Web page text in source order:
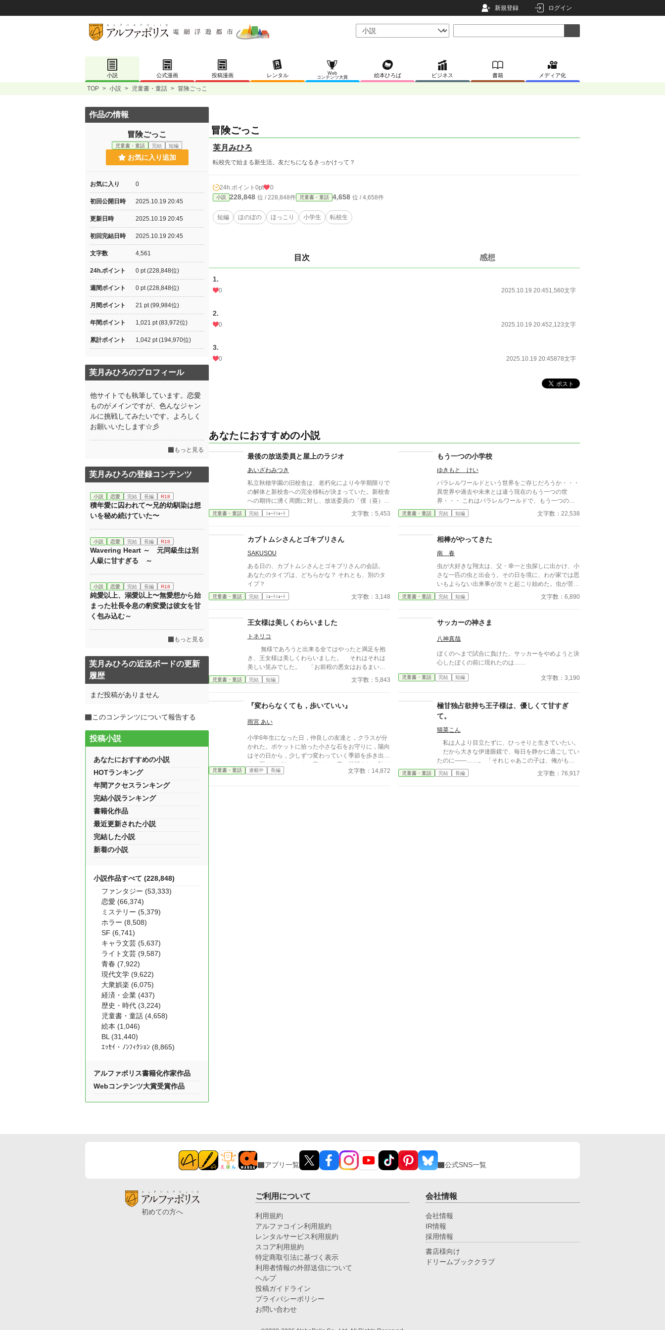
新規登録 ログイン
小説 公式漫画 投稿漫画 レンタル
Web
コンテンツ大賞
絵本ひろば ビジネス 書籍 メディア化
TOP > 小説 > 児童書・童話 > 冒険ごっこ
冒険ごっこ
芙月みひろ
転校先で始まる新生活。友だちになるきっかけって？
24h.ポイント 0pt 0
小説 228,848 位 / 228,848件 児童書・童話 4,658 位 / 4,658件
短編 ほのぼの ほっこり 小学生 転校生
目次 感想
1.
0 2025.10.19 20:451,560文字
2.
0 2025.10.19 20:452,123文字
3.
0 2025.10.19 20:45878文字
あなたにおすすめの小説
最後の放送委員と屋上のラジオ
あいざわみつき
私立秋穂学園の旧校舎は、老朽化により今学期限りで
の解体と新校舎への完全移転が決まっていた。新校舎
への期待に湧く周囲に対し、放送委員の「僕（葵）」
とパートナーの優斗は、慣れ親しんだ校舎が消えてし
まう寂しさを拭えずにいた。 ある日、2人は教員から
や一冊のノート、そして『ラジオ・リクエストカー
できなかった想いのために』と記されていた。かつて
旧放送室から屋上のホーンスピーカーへ音を届けてい
た設備が独立して残されていることを知った2人は、
真空管アンプに火を入れ、半分冗談で秘密の放課後放
の本音や寂しさを語った放送だったが、翌朝、葵の靴
らの手紙だった。これをきっかけに、2人の『屋上の
ラジオ』は本格化する。毎朝のように靴箱へ届く手紙
えなかった想いなど、面と向かっては誰にも言えない
胸の奥の感情が綴られていた。2人は名前を伏せたま
ま手紙を「宛名のないお便り」として紹介し、寄り添
うようなレコードの曲を流し続けた。
児童書・童話 完結 ｼｮｰﾄｼｮｰﾄ 文字数：5,453
もう一つの小学校
ゆきもと けい
パラレルワールドという世界をご存じだろうか・・・
異世界や過去や未来とは違う現在のもう一つの世
界・・・ これはパラレルワールドで、もう一つの別
世界の同じ小学校へ行った先生と生徒たちの物語で
す。 同じ時間が流れているのに、自分たちが通って
が全く違うことに戸惑いながらも、現実としてそれを
受け入れる生徒たち・・・ そして、元の世界に戻っ
てきた生徒たちが感じた事とは・・・ 読んで頂けて
ら幸いです。
児童書・童話 完結 短編 文字数：22,538
カブトムシさんとゴキブリさん
SAKUSOU
ある日の、カブトムシさんとゴキブリさんの会話。
あなたのタイプは、どちらかな？ それとも、別のタ
イプ？
児童書・童話 完結 ｼｮｰﾄｼｮｰﾄ 文字数：3,148
相棒がやってきた
南 春
虫が大好きな翔太は、父・幸一と虫探しに出かけ、小
さな一匹の虫と出会う。その日を境に、わが家では思
いもよらない出来事が次々と起こり始めた。虫が苦手
な母・春も巻き込みながら、家族は小さな命と向き合
っていく。笑って、驚いて、少しだけ心が温かくな
「相棒」が、家族の日常を少しずつ変えていく。
児童書・童話 完結 短編 文字数：6,890
王女様は美しくわらいました
トネリコ
無様であろうと出来る全てはやったと満足を抱
き、王女様は美しくわらいました。 それはそれは
美しい笑みでした。 「お前程の悪女はおるまい
よ」 王子様は最後まで嘲笑う悪女を一刀で断罪し
ました。 きたいの悪女は処刑されました 解説版
児童書・童話 完結 短編 文字数：5,843
サッカーの神さま
八神真哉
ぼくのへまで試合に負けた。サッカーをやめようと決
心したぼくの前に現れたのは……
児童書・童話 完結 短編 文字数：3,190
『変わらなくても，歩いていい』
雨宮 あい
小学6年生になった日，仲良しの友達と，クラスが分
かれた。ポケットに拾った小さな石をお守りに，陽向
はその日から，少しずつ変わっていく季節を歩き出
す。夏はおばあちゃんの家でぬか床の世話をし，秋は
森の奥で止まったままの時計台に出会い，冬は夜だけ
児童書・童話 連載中 長編 文字数：14,872
極甘独占欲持ち王子様は、優しくて甘すぎ
て。
猫菜こん
私は人より目立たずに、ひっそりと生きていたい。
だから大きな伊達眼鏡で、毎日を静かに過ごしてい
たのに――……。 「それじゃあこの子は、俺がもら
うよ。」 優しく引き寄せられ、“王子様”の腕の中に
閉じ込められ。 ……これは一体どういう状況なん
児童書・童話 完結 長編 文字数：76,917
作品の情報
冒険ごっこ
児童書・童話 完結 短編
お気に入り追加
お気に入り 0
初回公開日時 2025.10.19 20:45
更新日時 2025.10.19 20:45
初回完結日時 2025.10.19 20:45
文字数 4,561
24h.ポイント 0 pt (228,848位)
週間ポイント 0 pt (228,848位)
月間ポイント 21 pt (99,984位)
年間ポイント 1,021 pt (83,972位)
累計ポイント 1,042 pt (194,970位)
芙月みひろのプロフィール
他サイトでも執筆しています。恋愛
ものがメインですが、色んなジャン
ルに挑戦してみたいです。よろしく
お願いいたします☆彡
もっと見る
芙月みひろの登録コンテンツ
小説 恋愛 完結 長編 R18
積年愛に囚われて〜兄的幼馴染は想
いを秘め続けていた〜
小説 恋愛 完結 長編 R18
Wavering Heart ～ 元同級生は別
人級に甘すぎる ～
小説 恋愛 完結 長編 R18
純愛以上、溺愛以上〜無愛想から始
まった社長令息の豹変愛は彼女を甘
く包み込む～
もっと見る
芙月みひろの近況ボードの更新
履歴
まだ投稿がありません
このコンテンツについて報告する
投稿小説
あなたにおすすめの小説
HOTランキング
年間アクセスランキング
完結小説ランキング
書籍化作品
最近更新された小説
完結した小説
新着の小説
小説作品すべて (228,848)
ファンタジー (53,333)
恋愛 (66,374)
ミステリー (5,379)
ホラー (8,508)
SF (6,741)
キャラ文芸 (5,637)
ライト文芸 (9,587)
青春 (7,922)
現代文学 (9,622)
大衆娯楽 (6,075)
経済・企業 (437)
歴史・時代 (3,224)
児童書・童話 (4,658)
絵本 (1,046)
BL (31,440)
ｴｯｾｲ・ﾉﾝﾌｨｸｼｮﾝ (8,865)
アルファポリス書籍化作家作品
Webコンテンツ大賞受賞作品
アプリ一覧 公式SNS一覧
初めての方へ
ご利用について
利用規約
アルファコイン利用規約
レンタルサービス利用規約
スコア利用規約
特定商取引法に基づく表示
利用者情報の外部送信について
ヘルプ
投稿ガイドライン
プライバシーポリシー
お問い合わせ
会社情報
会社情報
IR情報
採用情報
書店様向け
ドリームブッククラブ